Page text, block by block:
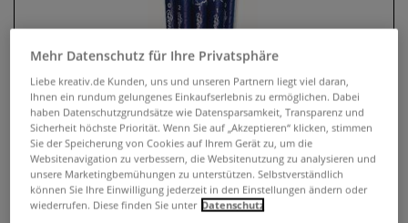
Léonard vegan Pinselset AZUR
Serie 401
Mehr Datenschutz für Ihre Privatsphäre
Liebe kreativ.de Kunden, uns und unseren Partnern liegt viel daran,
Ihnen ein rundum gelungenes Einkaufserlebnis zu ermöglichen. Dabei
haben Datenschutzgrundsätze wie Datensparsamkeit, Transparenz und
Sicherheit höchste Priorität. Wenn Sie auf „Akzeptieren“ klicken, stimmen
Sie der Speicherung von Cookies auf Ihrem Gerät zu, um die
Websitenavigation zu verbessern, die Websitenutzung zu analysieren und
unsere Marketingbemühungen zu unterstützen. Selbstverständlich
können Sie Ihre Einwilligung jederzeit in den Einstellungen ändern oder
wiederrufen. Diese finden Sie unter Datenschutz